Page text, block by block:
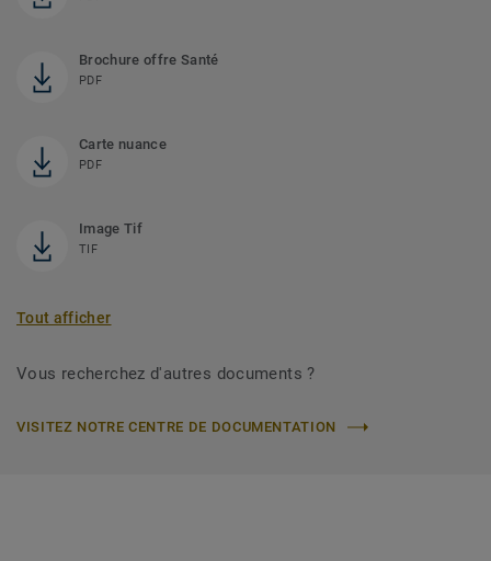
Brochure offre Santé
PDF
Carte nuance
PDF
Image Tif
TIF
Tout afficher
Vous recherchez d'autres documents ?
VISITEZ NOTRE CENTRE DE DOCUMENTATION